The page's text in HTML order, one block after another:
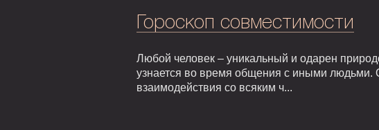
Гороскоп совместимости
Любой человек – уникальный и одарен
узнается во время общения с иными людьми.
взаимодействия со всяким ч...